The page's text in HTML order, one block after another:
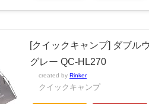
[クイックキャンプ] ダブル
グレー QC-HL270
created by Rinker
クイックキャンプ